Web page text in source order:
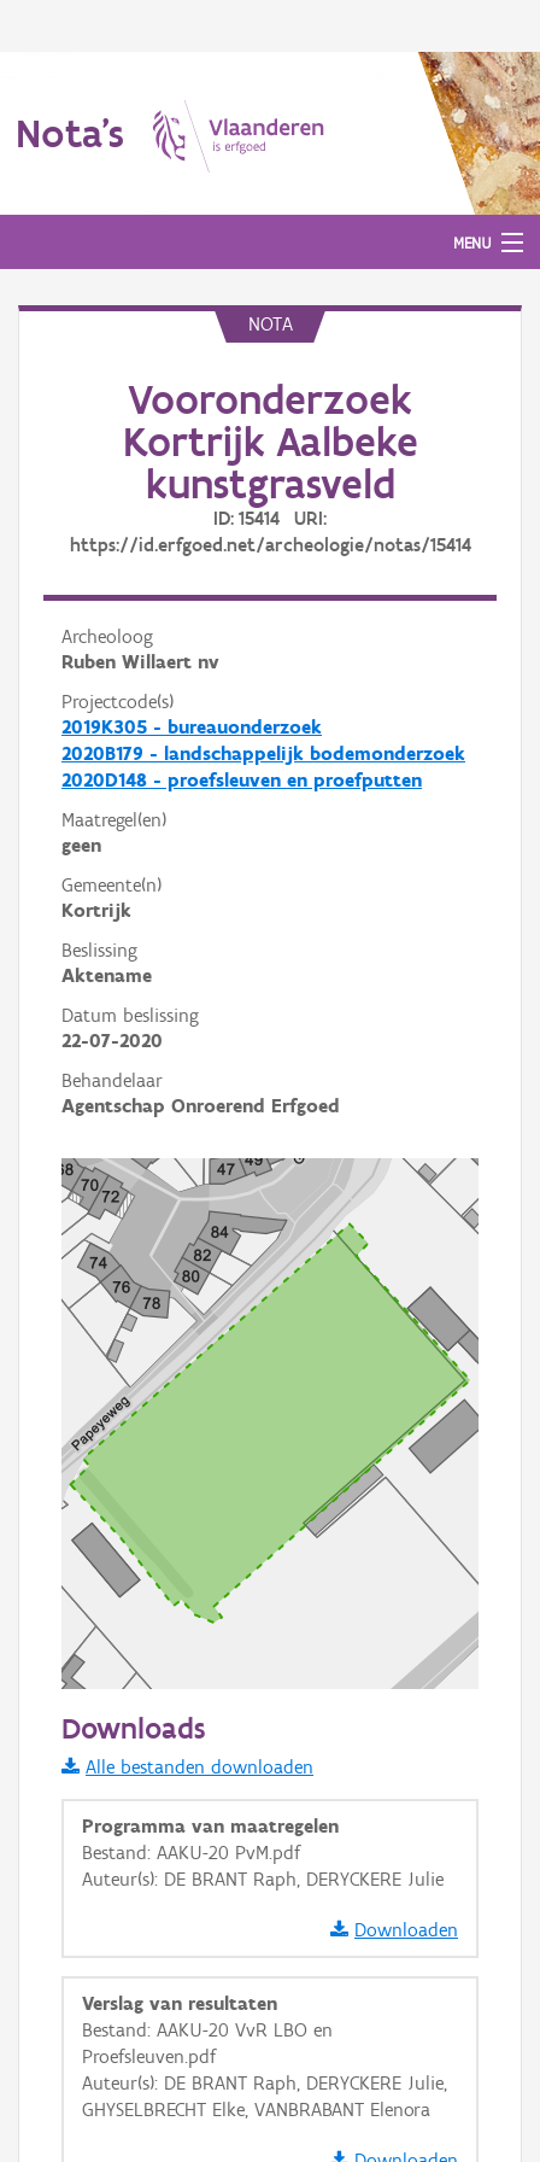
Nota's
MENU
NOTA
Vooronderzoek
Kortrijk Aalbeke
kunstgrasveld
ID: 15414 URI:
https://id.erfgoed.net/archeologie/notas/15414
Archeoloog
Ruben Willaert nv
Projectcode(s)
2019K305 - bureauonderzoek
2020B179 - landschappelijk bodemonderzoek
2020D148 - proefsleuven en proefputten
Maatregel(en)
geen
Gemeente(n)
Kortrijk
Beslissing
Aktename
Datum beslissing
22-07-2020
Behandelaar
Agentschap Onroerend Erfgoed
Informatie Vlaanderen
i
+ −
Basis Lagen
OSM-Basiskaart
Downloads
Alle bestanden downloaden
Programma van maatregelen
Bestand: AAKU-20 PvM.pdf
Auteur(s): DE BRANT Raph, DERYCKERE Julie
Downloaden
Verslag van resultaten
Bestand: AAKU-20 VvR LBO en
Proefsleuven.pdf
Auteur(s): DE BRANT Raph, DERYCKERE Julie,
GHYSELBRECHT Elke, VANBRABANT Elenora